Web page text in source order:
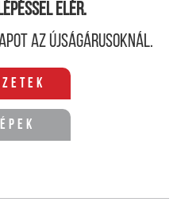
elér.
az újságárusoknál.